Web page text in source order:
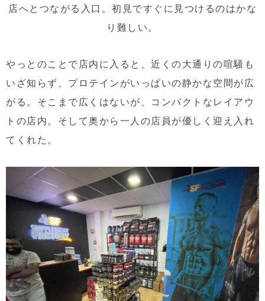
店へとつながる入口。初見ですぐに見つけるのはかな
り難しい。
やっとのことで店内に入ると、近くの大通りの喧騒も
いざ知らず、プロテインがいっぱいの静かな空間が広
がる。そこまで広くはないが、コンパクトなレイアウ
トの店内。そして奥から一人の店員が優しく迎え入れ
てくれた。